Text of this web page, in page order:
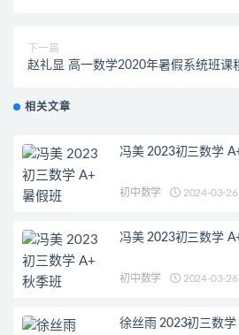
下一篇
赵礼显 高一数学2020年暑假系统班课
相关文章
冯美 2023初三数学
初中数学 2024-03-26
冯美 2023初三数学
初中数学 2024-03-26
徐丝雨 2023初三数学